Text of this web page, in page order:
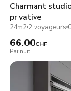
Charmant
privative
24m2 2 voyageurs
66.00CHF
Par nuit